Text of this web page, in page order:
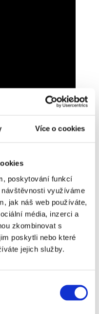
Více o cookies
poskytování funkcí
využíváme
jak náš web používáte,
média, inzerci a
zkombinovat s
poskytli nebo které
jejich služby.
jefestivalová znělka
od našich
Bauer
Festivalu Krumlov
od 11. července do 2. srpna
kraje, z toho čtyři
47 koncertů. V tuto
spustí spolu s odtajněním
technologiemi
prezentace.
35. ročníku.
a jedné noci.